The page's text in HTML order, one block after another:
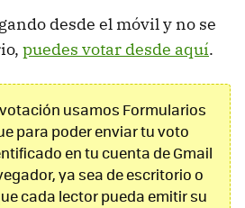
desde el móvil y no se
puedes votar desde aquí.
usamos Formularios
para poder enviar tu voto
en tu cuenta de Gmail
ya sea de escritorio o
cada lector pueda emitir su